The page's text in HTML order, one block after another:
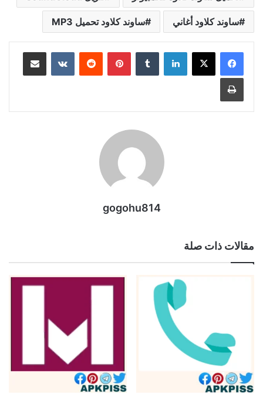
ساوند كلاود أغاني ساوند كلاود تحميل MP3
لينكدإن بينتيريست مشاركة عبر البريد
طباعة
gogohu814
مقالات ذات صلة